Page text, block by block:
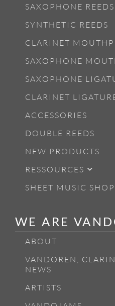
SAXOPHONE REEDS
SYNTHETIC REEDS
CLARINET
SAXOPHONE
SAXOPHONE
CLARINET
ACCESSORIES
DOUBLE REEDS
NEW PRODUCTS
RESSOURCES
SHEET MUSIC SHOP
WE ARE
ABOUT
VANDOREN,
NEWS
ARTISTS